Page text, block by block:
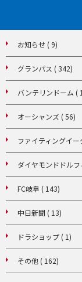
お知らせ ( 9)
グランパス ( 342)
バンテリンドーム (
オーシャンズ ( 56)
ファイティングイ
ダイヤモンドドル
FC岐阜 ( 143)
中日新聞 ( 13)
ドラショップ ( 1)
その他 ( 162)